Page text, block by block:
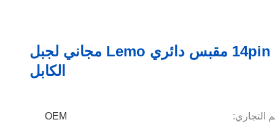
أنثى 14pin مقبس دائري Lemo مجاني لجبل
الكابل
التجاري: OEM